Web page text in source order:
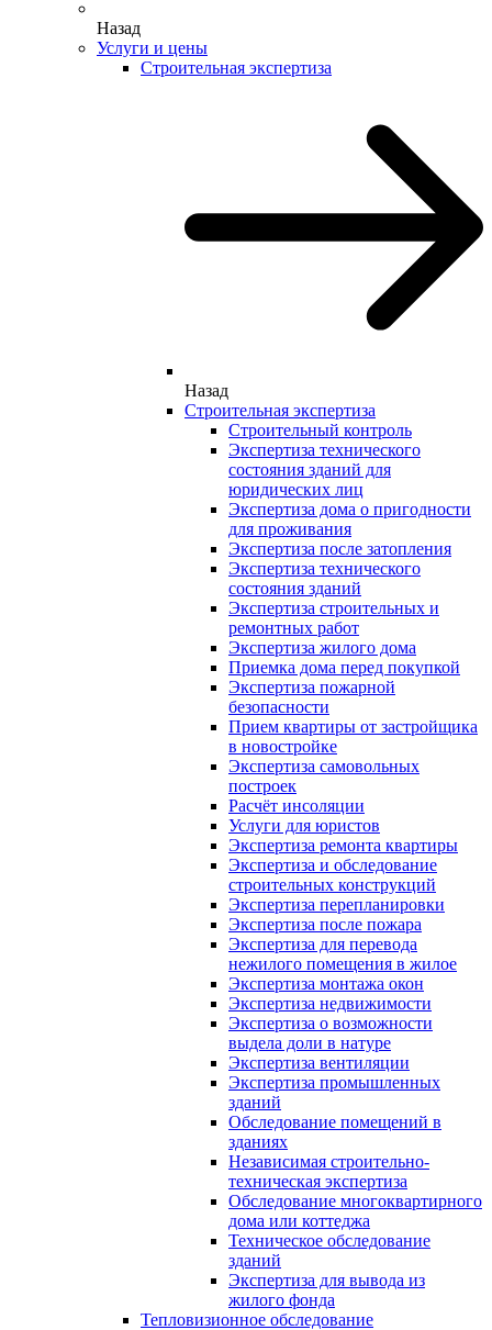
Назад
Услуги и цены
Строительная экспертиза
Назад
Строительная экспертиза
Строительный контроль
Экспертиза технического
состояния зданий для
юридических лиц
Экспертиза дома о пригодности
для проживания
Экспертиза после затопления
Экспертиза технического
состояния зданий
Экспертиза строительных и
ремонтных работ
Экспертиза жилого дома
Приемка дома перед покупкой
Экспертиза пожарной
безопасности
Прием квартиры от застройщика
в новостройке
Экспертиза самовольных
построек
Расчёт инсоляции
Услуги для юристов
Экспертиза ремонта квартиры
Экспертиза и обследование
строительных конструкций
Экспертиза перепланировки
Экспертиза после пожара
Экспертиза для перевода
нежилого помещения в жилое
Экспертиза монтажа окон
Экспертиза недвижимости
Экспертиза о возможности
выдела доли в натуре
Экспертиза вентиляции
Экспертиза промышленных
зданий
Обследование помещений в
зданиях
Независимая строительно-
техническая экспертиза
Обследование многоквартирного
дома или коттеджа
Техническое обследование
зданий
Экспертиза для вывода из
жилого фонда
Тепловизионное обследование